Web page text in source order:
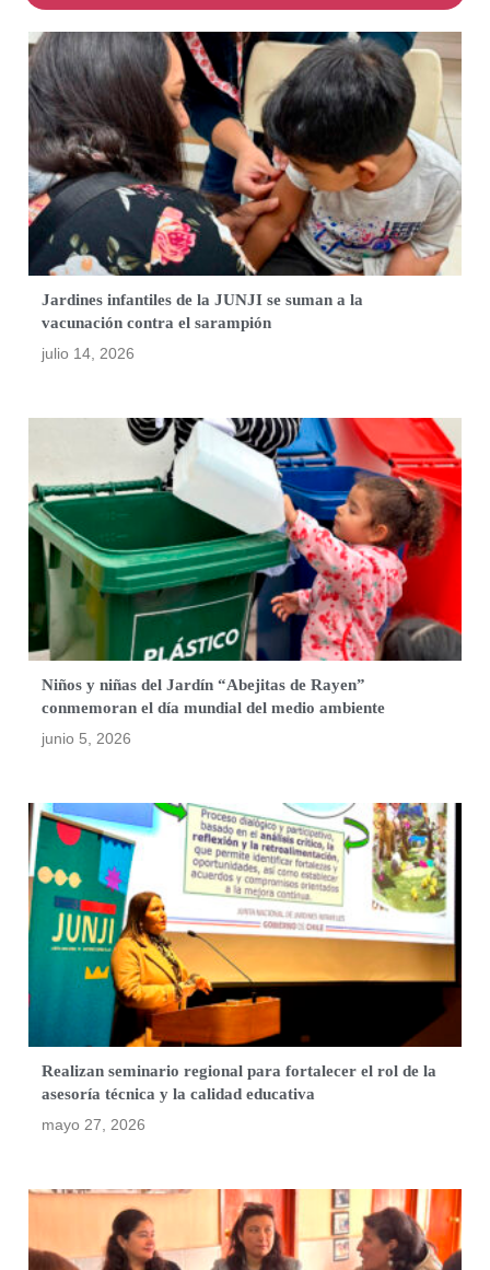
Jardines infantiles de la JUNJI se suman a la
vacunación contra el sarampión
julio 14, 2026
Niños y niñas del Jardín “Abejitas de Rayen”
conmemoran el día mundial del medio ambiente
junio 5, 2026
Realizan seminario regional para fortalecer el rol de la
asesoría técnica y la calidad educativa
mayo 27, 2026